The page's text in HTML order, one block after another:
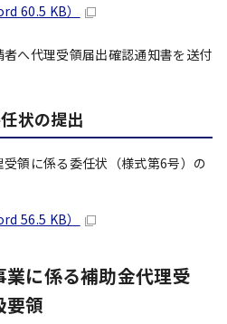
60.5 KB）
へ代理受領届出確認通知書を送付
状の提出
領に係る委任状（様式第6号）の
56.5 KB）
に係る補助金代理受
要領